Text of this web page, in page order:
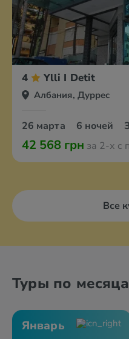
4 Ylli I Detit
Албания, Дуррес
26 марта 6 ночей
42 568 грн за 2-х с
Все
Туры по
Январь